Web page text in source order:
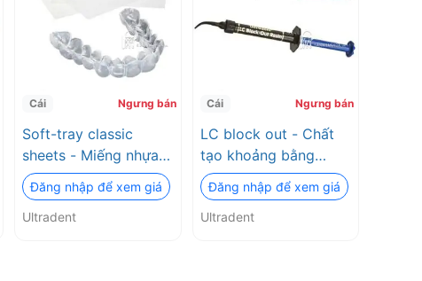
Cái Ngưng bán
Soft-tray classic
sheets - Miếng nhựa
làm khay tẩy trắng
răng
Đăng nhập để xem giá
Ultradent
Cái Ngưng bán
LC block out - Chất
tạo khoảng bằng
nhựa quang trùng hợp
Đăng nhập để xem giá
Ultradent